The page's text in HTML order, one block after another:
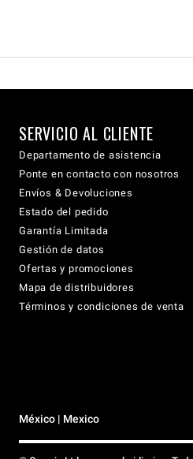
SERVICIO AL CLIENTE
Departamento de asistencia
Ponte en contacto con nosotros
Envíos & Devoluciones
Estado del pedido
Garantía Limitada
Gestión de datos
Ofertas y promociones
Mapa de distribuidores
Términos y condiciones de venta
México | Mexico